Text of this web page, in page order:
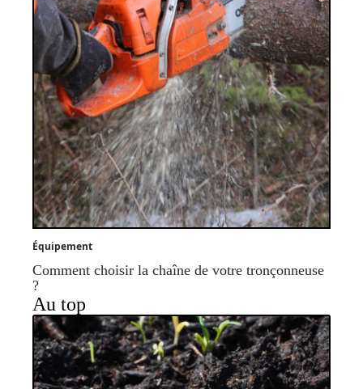
Équipement
Comment choisir la chaîne de votre tronçonneuse
?
Au top